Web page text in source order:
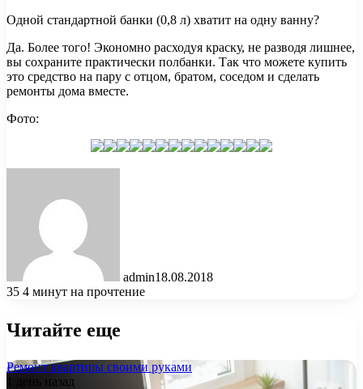
Одной стандартной банки (0,8 л) хватит на одну ванну?
Да. Более того! Экономно расходуя краску, не разводя лишнее,
вы сохраните практически полбанки. Так что можете купить
это средство на пару с отцом, братом, соседом и сделать
ремонты дома вместе.
Фото:
admin18.08.2018
35 4 минут на прочтение
Читайте еще
Ремонт квартиры своими руками
1 день назад